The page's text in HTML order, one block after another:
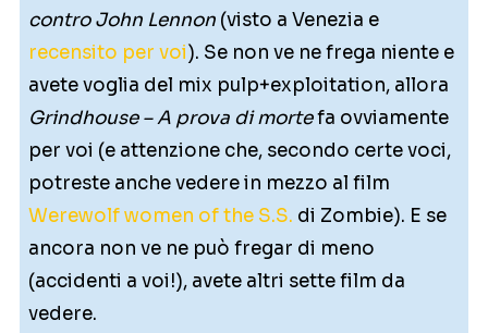
contro John Lennon (visto a Venezia e
recensito per voi). Se non ve ne frega niente e
avete voglia del mix pulp+exploitation, allora
Grindhouse – A prova di mortefa ovviamente
per voi (e attenzione che, secondo certe voci,
potreste anche vedere in mezzo al film
Werewolf women of the S.S. di Zombie). E se
ancora non ve ne può fregar di meno
(accidenti a voi!), avete altri sette film da
vedere.